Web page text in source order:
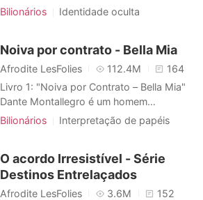
bilionária, em um acordo para salvar a
na cama da suíte presidencial com minha
melhor amiga. Em vez de chorar, eu os
gravei. Mas quando exibi o vídeo no t
Bilionários
Identidade oculta
Casamento por contrato
CEO
Biferença de idade
Romance
Noiva por contrato - Bella Mia
Afrodite LesFolies 112.4M
164
Livro 1: "Noiva por Contrato – Bella Mia"
Dante Montallegro é um homem
poderoso, determinado e que para
sua vida pessoal estava ligada
completamente ao seu trabalho. Mas em
um imprevisto da vida, ele jogou e
Bilionários
Interpretação de papéis
Arrogante / Dominante
O acordo Irresistível - Série
Destinos Entrelaçados
Afrodite LesFolies 3.6M
152